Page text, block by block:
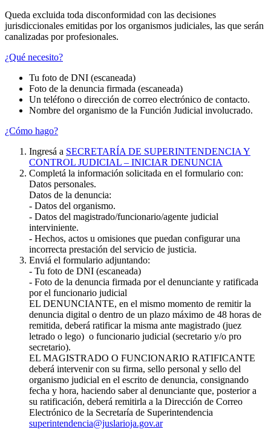
Queda excluida toda disconformidad con las decisiones
jurisdiccionales emitidas por los organismos judiciales, las que serán
canalizadas por profesionales.
¿Qué necesito?
Tu foto de DNI (escaneada)
Foto de la denuncia firmada (escaneada)
Un teléfono o dirección de correo electrónico de contacto.
Nombre del organismo de la Función Judicial involucrado.
¿Cómo hago?
Ingresá a SECRETARÍA DE SUPERINTENDENCIA Y
CONTROL JUDICIAL – INICIAR DENUNCIA
Completá la información solicitada en el formulario con:
Datos personales.
Datos de la denuncia:
- Datos del organismo.
- Datos del magistrado/funcionario/agente judicial
interviniente.
- Hechos, actos u omisiones que puedan configurar una
incorrecta prestación del servicio de justicia.
Enviá el formulario adjuntando:
- Tu foto de DNI (escaneada)
- Foto de la denuncia firmada por el denunciante y ratificada
por el funcionario judicial
EL DENUNCIANTE, en el mismo momento de remitir la
denuncia digital o dentro de un plazo máximo de 48 horas de
remitida, deberá ratificar la misma ante magistrado (juez
letrado o lego) o funcionario judicial (secretario y/o pro
secretario).
EL MAGISTRADO O FUNCIONARIO RATIFICANTE
deberá intervenir con su firma, sello personal y sello del
organismo judicial en el escrito de denuncia, consignando
fecha y hora, haciendo saber al denunciante que, posterior a
su ratificación, deberá remitirla a la Dirección de Correo
Electrónico de la Secretaría de Superintendencia
superintendencia@juslarioja.gov.ar